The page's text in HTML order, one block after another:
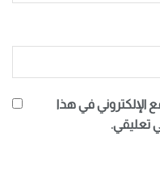
الإلكتروني في هذا
تعليقي.